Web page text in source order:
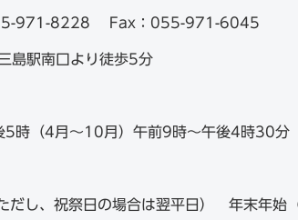
971-8228 Fax：055-971-6045
島駅南口より徒歩5分
5時（4月～10月）午前9時～午後4時30分
だし、祝祭日の場合は翌平日） 年末年始